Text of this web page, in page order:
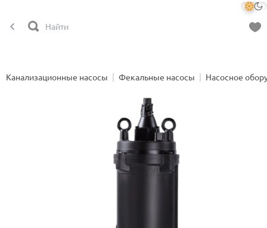
Канализационные насосы Фекальные насосы Насосное